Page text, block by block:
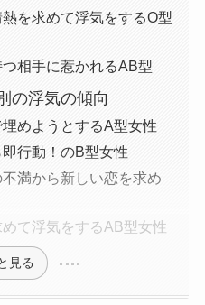
を求めて浮気をするO型
相手に惹かれるAB型
の浮気の傾向
めようとするA型女性
行動！のB型女性
満から新しい恋を求め
て浮気をするAB型女性
見る